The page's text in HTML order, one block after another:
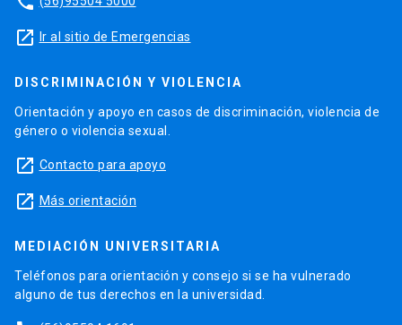
launch Ir al sitio de Emergencias
DISCRIMINACIÓN Y VIOLENCIA
Orientación y apoyo en casos de discriminación, violencia de
género o violencia sexual.
launch Contacto para apoyo
launch Más orientación
MEDIACIÓN UNIVERSITARIA
Teléfonos para orientación y consejo si se ha vulnerado
alguno de tus derechos en la universidad.